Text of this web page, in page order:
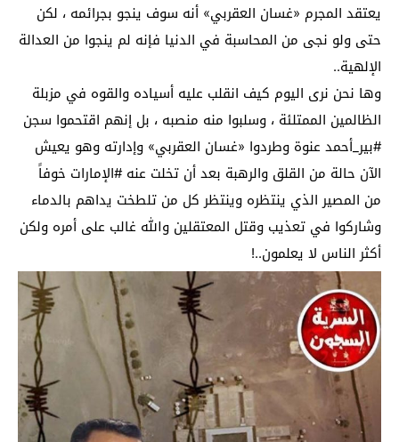
يعتقد المجرم «غسان العقربي» أنه سوف ينجو بجرائمه ، لكن
حتى ولو نجى من المحاسبة في الدنيا فإنه لم ينجوا من العدالة
الإلهية..
وها نحن نرى اليوم كيف انقلب عليه أسياده والقوه في مزبلة
الظالمين الممتلئة ، وسلبوا منه منصبه ، بل إنهم اقتحموا سجن
#بير_أحمد عنوة وطردوا «غسان العقربي» وإدارته وهو يعيش
الآن حالة من القلق والرهبة بعد أن تخلت عنه #الإمارات خوفاً
من المصير الذي ينتظره وينتظر كل من تلطخت يداهم بالدماء
وشاركوا في تعذيب وقتل المعتقلين والله غالب على أمره ولكن
أكثر الناس لا يعلمون..!